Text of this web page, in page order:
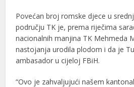
Povećan broj romske djece u
području TK je, prema riječima
nacionalnih manjina TK Mehmeda
nastojanja urodila plodom i da je
ambasador u cijeloj FBiH.
“Ovo je zahvaljujući našem